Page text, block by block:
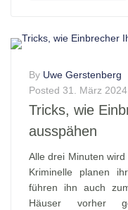
By Uwe Gerstenberg
Posted 31. März 2024
Tricks, wie
ausspähen
Alle drei Minuten
Kriminelle planen
führen ihn auch
Häuser vorher